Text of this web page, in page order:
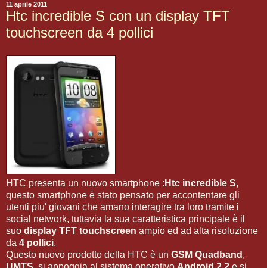
11 aprile 2011
Htc incredible S con un display TFT
touchscreen da 4 pollici
HTC presenta un nuovo smartphone : Htc incredible S,
questo smartphone è stato pensato per accontentare gli
utenti piu' giovani che amano interagire tra loro tramite i
social network, tuttavia la sua caratteristica principale è il
suo display TFT touchscreen ampio ed ad alta risoluzione
da 4 pollici.
Questo nuovo prodotto della HTC è un GSM Quadband ,